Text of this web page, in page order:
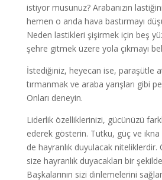
istiyor musunuz? Arabanızın
hemen o anda hava bastırmayı
Neden lastikleri şişirmek için beş
şehre gitmek üzere yola çıkmayı
İstediğiniz, heyecan ise, paraşütle
tırmanmak ve araba yarışları gibi
Onları deneyin.
Liderlik özelliklerinizi, gücünüzü
ederek gösterin. Tutku, güç ve
de hayranlık duyulacak niteliklerdir.
size hayranlık duyacakları bir
Başkalarının sizi dinlemelerini